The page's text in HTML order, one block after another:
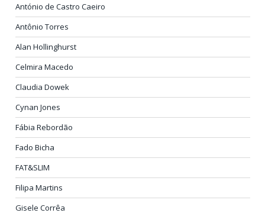
António de Castro Caeiro
Antônio Torres
Alan Hollinghurst
Celmira Macedo
Claudia Dowek
Cynan Jones
Fábia Rebordão
Fado Bicha
FAT&SLIM
Filipa Martins
Gisele Corrêa